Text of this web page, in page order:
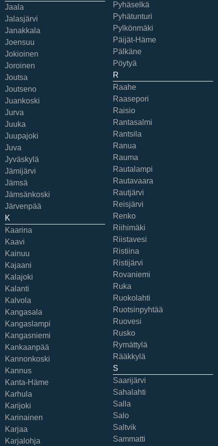
Jaala
Jalasjärvi
Janakkala
Joensuu
Jokioinen
Joroinen
Joutsa
Joutseno
Juankoski
Jurva
Juuka
Juupajoki
Juva
Jyväskylä
Jämijärvi
Jämsä
Jämsänkoski
Järvenpää
K
Kaarina
Kaavi
Kainuu
Kajaani
Kalajoki
Kalanti
Kalvola
Kangasala
Kangaslampi
Kangasniemi
Kankaanpää
Kannonkoski
Kannus
Kanta-Häme
Karhula
Karijoki
Karinainen
Karjaa
Karjalohja
Pyhäselkä
Pyhätunturi
Pylkönmäki
Päijät-Häme
Pälkäne
Pöytyä
R
Raahe
Raasepori
Raisio
Rantasalmi
Rantsila
Ranua
Rauma
Rautalampi
Rautavaara
Rautjärvi
Reisjärvi
Renko
Riihimäki
Riistavesi
Ristiina
Ristijärvi
Rovaniemi
Ruka
Ruokolahti
Ruotsinpyhtää
Ruovesi
Rusko
Rymättylä
Rääkkylä
S
Saarijärvi
Sahalahti
Salla
Salo
Saltvik
Sammatti